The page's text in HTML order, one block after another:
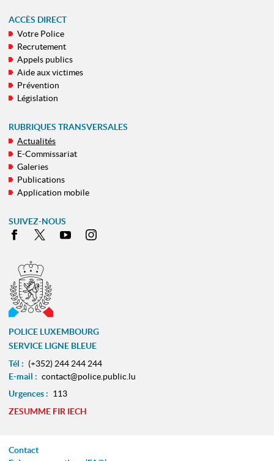
MENU
DE
NAVIGATION
ACCÈS DIRECT
Votre Police
Recrutement
Appels publics
Aide aux victimes
Prévention
Législation
RUBRIQUES TRANSVERSALES
Actualités
E-Commissariat
Galeries
Publications
Application mobile
SUIVEZ-NOUS
Facebook
X Youtube
POLICE LUXEMBOURG
SERVICE LIGNE BLEUE
Tél : (+352) 244 244 244
E-mail : contact@police.public.lu
Urgences : 113
ZESUMME FIR IECH
Contact